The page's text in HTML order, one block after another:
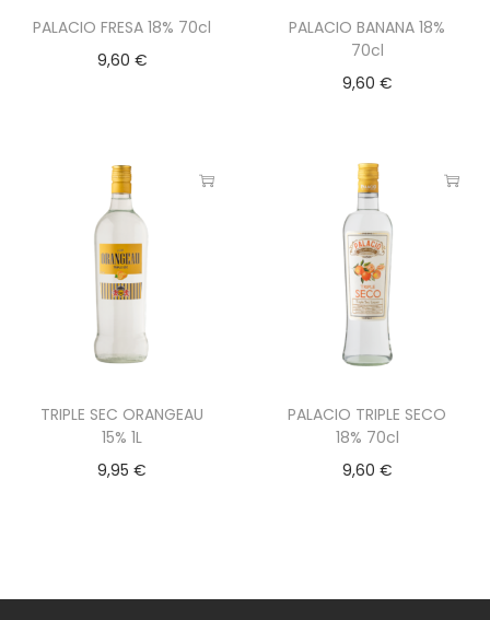
PALACIO FRESA 18% 70cl
9,60 €
PALACIO BANANA 18%
70cl
9,60 €
TRIPLE SEC ORANGEAU
15% 1L
9,95€
PALACIO TRIPLE SECO
18% 70cl
9,60 €